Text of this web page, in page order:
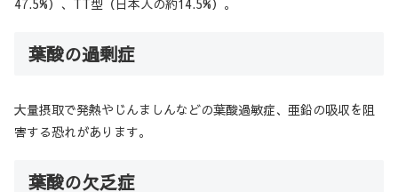
葉酸の過剰症
大量摂取で発熱やじんましんなどの葉酸過敏症、亜鉛の吸収を阻
害する恐れがあります。
葉酸の欠乏症